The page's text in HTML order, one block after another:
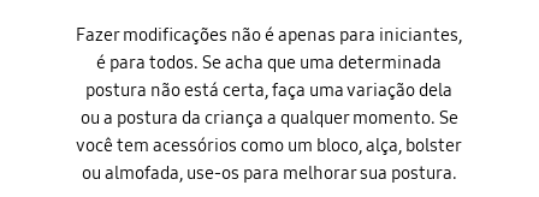
Fazer modificações não é apenas para iniciantes,
é para todos. Se acha que uma determinada
postura não está certa, faça uma variação dela
ou a postura da criança a qualquer momento. Se
você tem acessórios como um bloco, alça, bolster
ou almofada, use-os para melhorar sua postura.